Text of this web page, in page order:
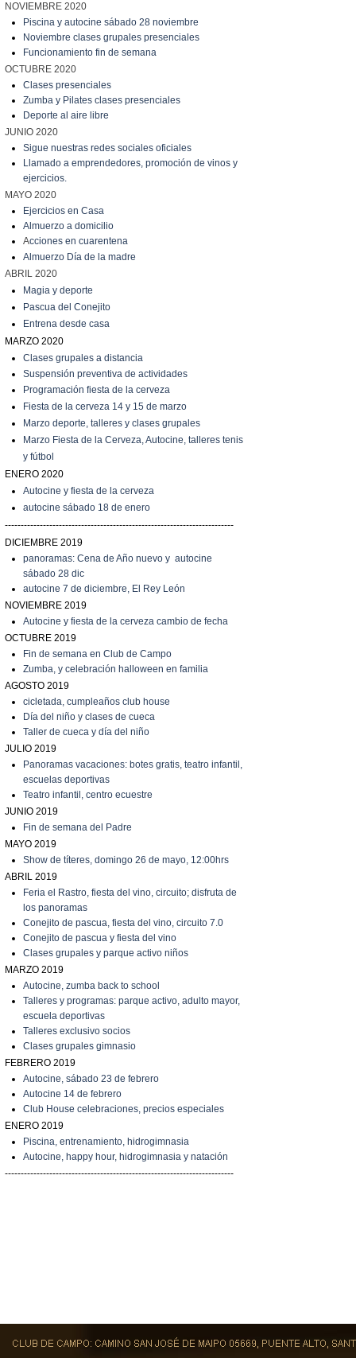
NOVIEMBRE 2020
Piscina y autocine sábado 28 noviembre
Noviembre clases grupales presenciales
Funcionamiento fin de semana
OCTUBRE 2020
Clases presenciales
Zumba y Pilates clases presenciales
Deporte al aire libre
JUNIO 2020
Sigue nuestras redes sociales oficiales
Llamado a emprendedores, promoción de vinos y
ejercicios.
MAYO 2020
Ejercicios en Casa
Almuerzo a domicilio
Acciones en cuarentena
Almuerzo Día de la madre
ABRIL 2020
Magia y deporte
Pascua del Conejito
Entrena desde casa
MARZO 2020
C lases grupales a distancia
Suspensión preventiva de actividades
Programación fiesta de la cerveza
Fiesta de la cerveza 14 y 15 de marzo
Marzo deporte, talleres y clases grupales
Marzo Fiesta de la Cerveza, Autocine, talleres tenis
y fútbol
ENERO 2020
Autocine y fiesta de la cerveza
autocine sábado 18 de enero
------------------------------------------------------------------------
DICIEMBRE 2019
panoramas: Cena de Año nuevo y autocine
sábado 28 dic
autocine 7 de diciembre, El Rey León
NOVIEMBRE 2019
Autocine y fiesta de la cerveza cambio de fecha
OCTUBRE 2019
Fin de semana en Club de Campo
Zumba, y celebración halloween en familia
AGOSTO 2019
cicletada, cumpleaños club house
Día del niño y clases de cueca
Taller de cueca y día del niño
JULIO 2019
Panoramas vacaciones: botes gratis, teatro infantil,
escuelas deportivas
Teatro infantil, centro ecuestre
JUNIO 2019
Fin de semana del Padre
MAYO 2019
Show de títeres, domingo 26 de mayo, 12:00hrs
ABRIL 2019
Feria el Rastro, fiesta del vino, circuito; disfruta de
los panoramas
Conejito de pascua, fiesta del vino, circuito 7.0
Conejito de pascua y fiesta del vino
C lases grupales y parque activo niños
MARZO 2019
Autocine, zumba back to school
Talleres y programas: parque activo, adulto mayor,
escuela deportivas
Talleres exclusivo socios
C lases grupales gimnasio
FEBRERO 2019
Autocine, sábado 23 de febrero
Autocine 14 de febrero
Club House celebraciones, precios especiales
ENERO 2019
Piscina, entrenamiento, hidrogimnasia
Autocine, happy hour, hidrogimnasia y natación
------------------------------------------------------------------------